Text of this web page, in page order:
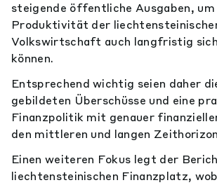
steigende öffentliche Ausgaben, um
Produktivität der
Volkswirtschaft auch langfristig
können.
Entsprechend wichtig seien daher
gebildeten Überschüsse und eine
Finanzpolitik mit genauer
den mittleren und langen
Einen weiteren Fokus legt der
liechtensteinischen Finanzplatz,